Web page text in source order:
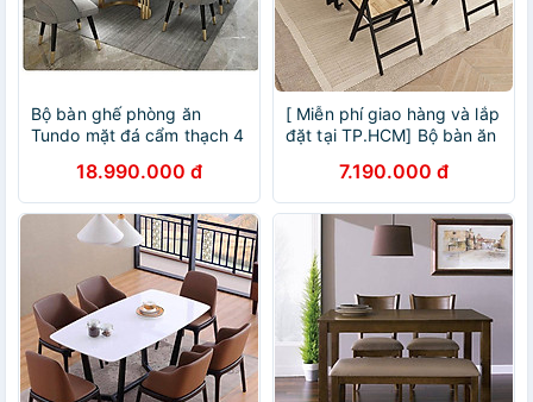
Bộ bàn ghế phòng ăn
Tundo mặt đá cẩm thạch 4
thước bàn18.990.000 đ
[ Miễn phí giao hàng và lắp
đặt tại TP.HCM] Bộ bàn ăn
năng có ghế và bánh xe
Ohaha - BA013
7.190.000 đ